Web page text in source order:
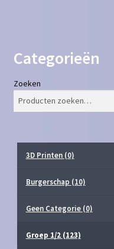
Categorieën
Zoeken
3D Printen (0)
Burgerschap (10)
Geen Categorie (0)
Groep 1/2 (123)